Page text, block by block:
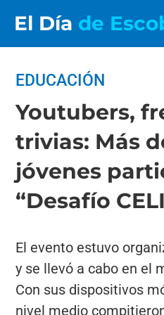
El Día de
EDUCACIÓN
Youtubers,
trivias: Más
jóvenes
“Desafío
El evento estuvo
y se llevó a cabo en el
Con sus dispositivos
nivel medio